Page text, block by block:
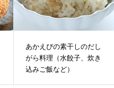
あかえびの素干しのだし
がら料理（水餃子、炊き
込みご飯など）